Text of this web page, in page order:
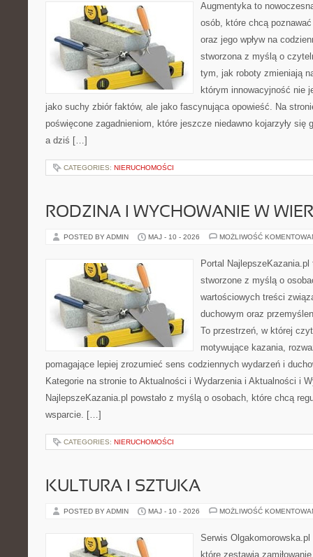
Augmentyka to
osób, które chcą
oraz jego wpływ na
stworzona z myślą o
tym, jak roboty zmieniają
którym innowacyjność nie
jako suchy zbiór faktów, ale jako fascynująca opowieść. Na
poświęcone zagadnieniom, które jeszcze niedawno kojarzyły się
a dziś […]
CATEGORIES: NIERUCHOMOŚCI
RODZINA I WYCHOWANIE W
POSTED BY ADMIN MAJ - 10 - 2026 MOŻLIWOŚĆ
Portal
stworzone z myślą o
wartościowych treści
duchowym oraz
To przestrzeń, w której
motywujące kazania,
pomagające lepiej zrozumieć sens codziennych wydarzeń i
Kategorie na stronie to Aktualności i Wydarzenia i Aktualności i
NajlepszeKazania.pl powstało z myślą o osobach, które chcą
wsparcie. […]
CATEGORIES: NIERUCHOMOŚCI
KULTURA I SZTUKA
POSTED BY ADMIN MAJ - 10 - 2026 MOŻLIWOŚĆ
Serwis
które zestawia